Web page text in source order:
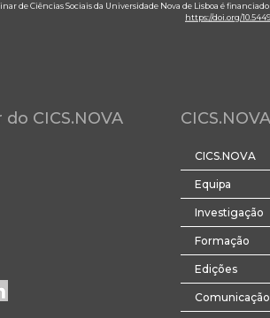
de Ciências Sociais da Universidade Nova de Lisboa é
https://doi.org/
CICS.NOVA CICS.NOVA
CICS.NOVA
Equipa
Investigação
Formação
Edições